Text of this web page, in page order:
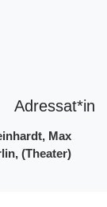
Adressat*in
Max
(Theater)